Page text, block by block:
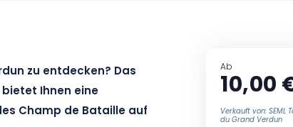
zu entdecken? Das
Ihnen eine
Champ de Bataille auf
Ab
10,00
Verkauft von: SEML
du Grand Verdun